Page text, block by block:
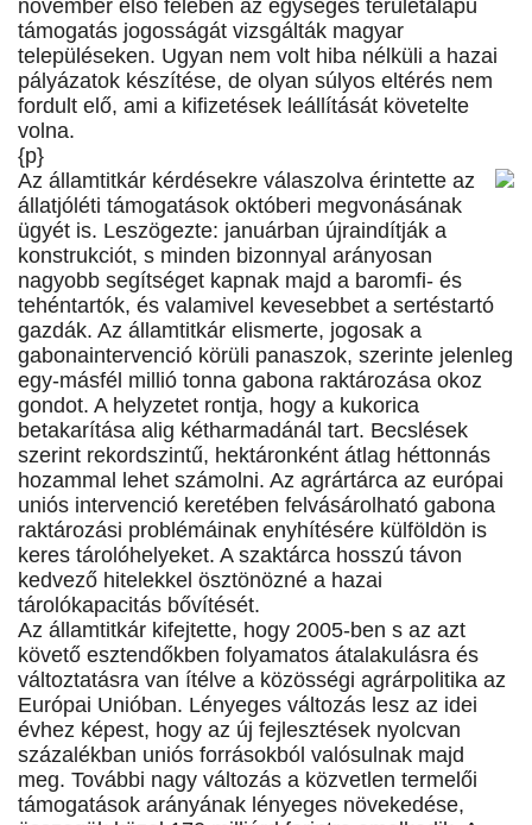
november első felében az egységes területalapú
támogatás jogosságát vizsgálták magyar
településeken. Ugyan nem volt hiba nélküli a hazai
pályázatok készítése, de olyan súlyos eltérés nem
fordult elő, ami a kifizetések leállítását követelte
volna.
{p}
Az államtitkár kérdésekre válaszolva érintette az
állatjóléti támogatások októberi megvonásának
ügyét is. Leszögezte: januárban újraindítják a
konstrukciót, s minden bizonnyal arányosan
nagyobb segítséget kapnak majd a baromfi- és
tehéntartók, és valamivel kevesebbet a sertéstartó
gazdák. Az államtitkár elismerte, jogosak a
gabonaintervenció körüli panaszok, szerinte jelenleg
egy-másfél millió tonna gabona raktározása okoz
gondot. A helyzetet rontja, hogy a kukorica
betakarítása alig kétharmadánál tart. Becslések
szerint rekordszintű, hektáronként átlag héttonnás
hozammal lehet számolni. Az agrártárca az európai
uniós intervenció keretében felvásárolható gabona
raktározási problémáinak enyhítésére külföldön is
keres tárolóhelyeket. A szaktárca hosszú távon
kedvező hitelekkel ösztönözné a hazai
tárolókapacitás bővítését.
Az államtitkár kifejtette, hogy 2005-ben s az azt
követő esztendőkben folyamatos átalakulásra és
változtatásra van ítélve a közösségi agrárpolitika az
Európai Unióban. Lényeges változás lesz az idei
évhez képest, hogy az új fejlesztések nyolcvan
százalékban uniós forrásokból valósulnak majd
meg. További nagy változás a közvetlen termelői
támogatások arányának lényeges növekedése,